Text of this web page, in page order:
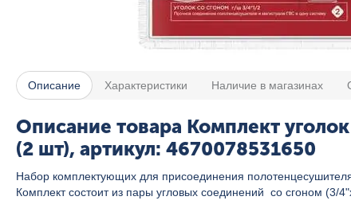
Описание Характеристики Наличие в магазинах
Описание товара Комплект
(2 шт), артикул: 4670078531650
Набор комплектующих для присоединения
Комплект состоит из пары угловых соединений со сгоном (3/